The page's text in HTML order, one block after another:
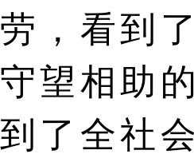
劳，看到
守望相助
到了全社